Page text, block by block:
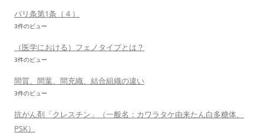
パリ条第1条（４）
3件のビュー
（医学における）フェノタイプとは？
3件のビュー
間質、間葉、間充織、結合組織の違い
3件のビュー
抗がん剤「クレスチン」（一般名：カワラタケ由来たん白多糖体、
PSK）